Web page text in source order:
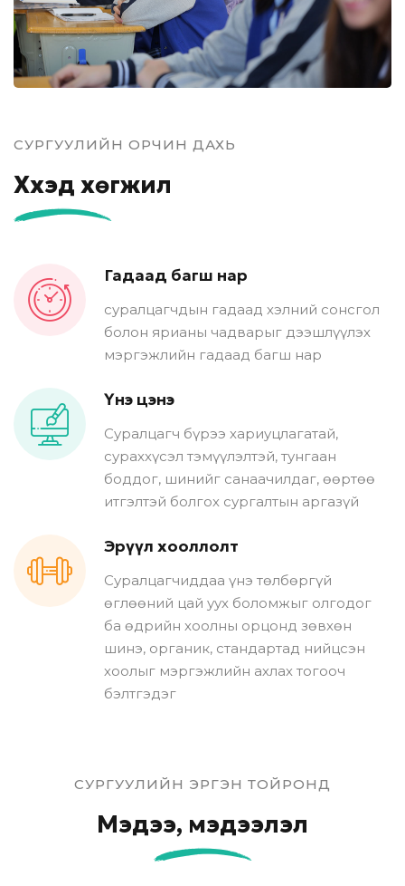
СУРГУУЛИЙН ОРЧИН ДАХЬ
Хүүхэд хөгжил
Гадаад багш нар
суралцагчдын гадаад хэлний сонсгол
болон ярианы чадварыг дээшлүүлэх
мэргэжлийн гадаад багш нар
Үнэ цэнэ
Суралцагч бүрээ хариуцлагатай,
сураххүсэл тэмүүлэлтэй, тунгаан
боддог, шинийг санаачилдаг, өөртөө
итгэлтэй болгох сургалтын аргазүй
Эрүүл хооллолт
Суралцагчиддаа үнэ төлбөргүй
өглөөний цай уух боломжыг олгодог
ба өдрийн хоолны орцонд зөвхөн
шинэ, органик, стандартад нийцсэн
хоолыг мэргэжлийн ахлах тогооч
бэлтгэдэг
СУРГУУЛИЙН ЭРГЭН ТОЙРОНД
Мэдээ, мэдээлэл